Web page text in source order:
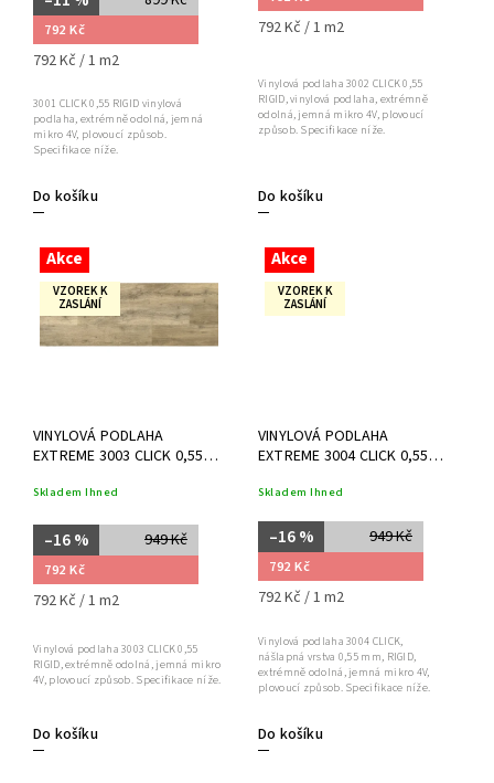
792 Kč
792 Kč / 1 m2
Do košíku
3001 CLICK 0,55 RIGID vinylová
podlaha, extrémně odolná, jemná
mikro 4V, plovoucí způsob.
Specifikace níže.
792 Kč / 1 m2
Do košíku
Vinylová podlaha 3002 CLICK 0,55
RIGID, vinylová podlaha, extrémně
odolná, jemná mikro 4V, plovoucí
způsob. Specifikace níže.
Akce
VZOREK K
ZASLÁNÍ
VINYLOVÁ PODLAHA
EXTREME 3003 CLICK 0,55
Skladem Ihned
949 Kč
–16 %
792 Kč
792 Kč / 1 m2
Do košíku
Vinylová podlaha 3003 CLICK 0,55
RIGID, extrémně odolná, jemná mikro
4V, plovoucí způsob. Specifikace níže.
Akce
VZOREK K
ZASLÁNÍ
VINYLOVÁ PODLAHA
EXTREME 3004 CLICK 0,55
Skladem Ihned
949 Kč
–16 %
792 Kč
792 Kč / 1 m2
Do košíku
Vinylová podlaha 3004 CLICK,
nášlapná vrstva 0,55 mm, RIGID,
extrémně odolná, jemná mikro 4V,
plovoucí způsob. Specifikace níže.